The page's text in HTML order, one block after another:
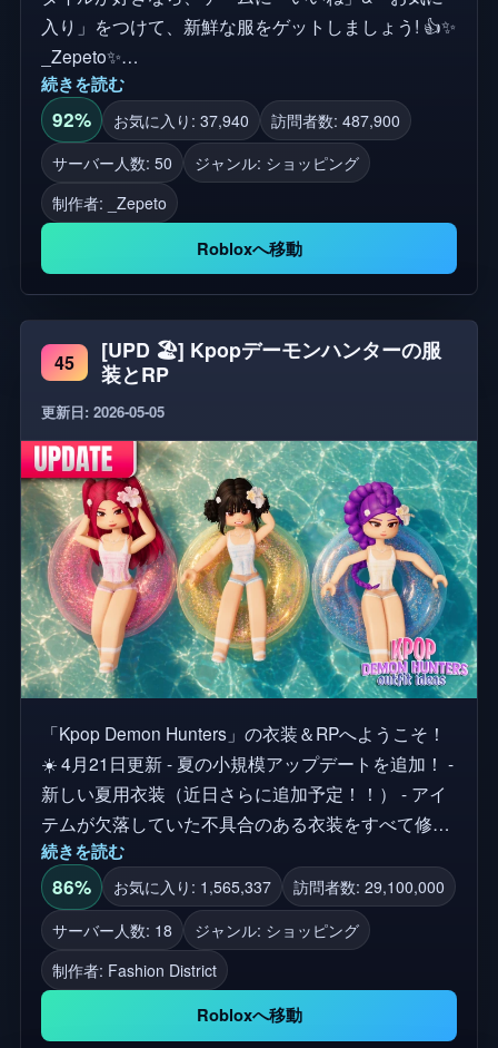
入り」をつけて、新鮮な服をゲットしましょう! 👍✨
_Zepeto✨
https://www.roblox.com/communities/1039205293/
ストア ✅ ゲーム内での購入はすべて、Robloxイン
ベントリで利用できます タグ: #Zepeto #ZepetoGirl
#ZepetoOutfit #ZepetoIdeas #ZepetoStyle
#ZepetoAvatar #ZepetoOOTD #ZepetoClothes
#OutfitIdeas #OOTD #AvatarStyle #GameOutfit
#GameStyle #DigitalOutfit #CuteOutfit
#AestheticOutfit #TrendingOutfit #BestOutfit
#CoolStyle #FashionGame #AvatarOutfit
#OutfitDesign #VirtualStyle
続きを読む
92% お気に入り: 37,940
訪問者数: 487,900
サーバー人数: 50
ジャンル: ショッピング
制作者:
_Zepeto
Robloxへ移動
45
[UPD 🏖️] Kpopデーモンハンターの服
装とRP
更新日: 2026-05-05
「Kpop Demon Hunters」の衣装＆RPへようこそ！
☀️ 4月21日更新 - 夏の小規模アップデートを追加！ -
新しい夏用衣装（近日さらに追加予定！！） - アイ
テムが欠落していた不具合のある衣装をすべて修
正！！ - 衣装カタログのソート不具合を修正 100種
類以上のK-Popデモンハンター衣装と、アバター用
のユーザー作成アクセサリー！『Huntrix』や『Saja
Boys』など、映画のあらゆるシーンからインスピレ
ーションを得ています。 🛍 ショッピング＆ロール
プレイ体験 | 衣装を閲覧し、Eキーを押して試着、即
購入。 🎶 アイドルステージ＆ソダポッププラザな
続きを読む
86% お気に入り: 1,565,337
訪問者数: 29,100,000
サーバー人数: 18
ジャンル: ショッピング
制作者: Fashiοn District
Robloxへ移動